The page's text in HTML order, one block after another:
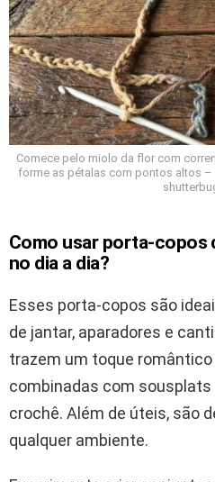
Comece pelo miolo da flor com
forme as pétalas com pontos altos
Como usar porta-copos
no dia a dia?
Esses porta-copos são
de jantar, aparadores e
trazem um toque romântico
combinadas com sousplats
crochê. Além de úteis, são
qualquer ambiente.